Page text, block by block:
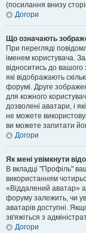
(посилання внизу
Догори
Що означають
При перегляді
іменем користувача.
відноситись до вашого
які відображають
форумі. Друге
для кожного
дозволені аватари, і
не можете
ви можете запитати
Догори
Як мені увімкнути
В вкладці "Профіль"
використанням
«Віддалений аватар»
форуму залежить, чи
аватарів доступні.
зв'яжіться з
Догори